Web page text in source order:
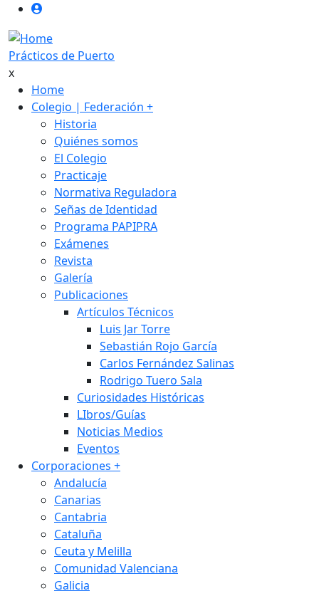
Pasar al contenido principal
User login anonimo
Prácticos de Puerto
x
Main navigation
Home
Colegio | Federación +
Historia
Quiénes somos
El Colegio
Practicaje
Normativa Reguladora
Señas de Identidad
Programa PAPIPRA
Exámenes
Revista
Galería
Publicaciones
Artículos Técnicos
Luis Jar Torre
Sebastián Rojo García
Carlos Fernández Salinas
Rodrigo Tuero Sala
Curiosidades Históricas
LIbros/Guías
Noticias Medios
Eventos
Corporaciones +
Andalucía
Canarias
Cantabria
Cataluña
Ceuta y Melilla
Comunidad Valenciana
Galicia